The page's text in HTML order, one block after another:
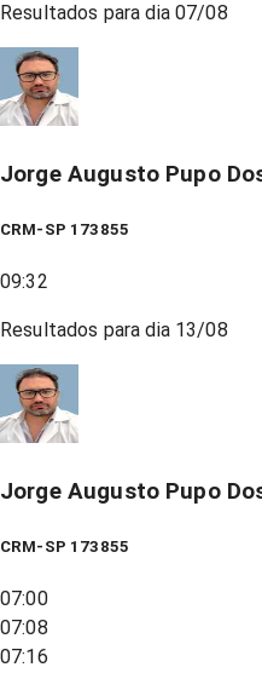
Resultados para dia 07/08
Jorge Augusto Pupo
CRM-SP 173855
09:32
Resultados para dia 13/08
Jorge Augusto Pupo
CRM-SP 173855
07:00
07:08
07:16